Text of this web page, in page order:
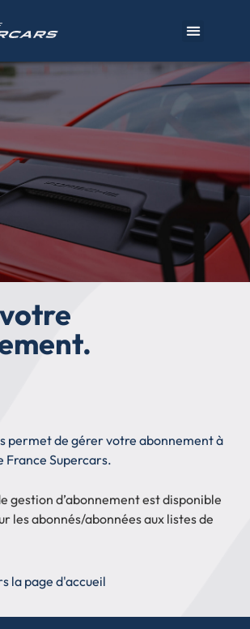
permet de gérer votre abonnement à
France Supercars.
gestion d’abonnement est disponible
les abonnés/abonnées aux listes de
la page d'accueil